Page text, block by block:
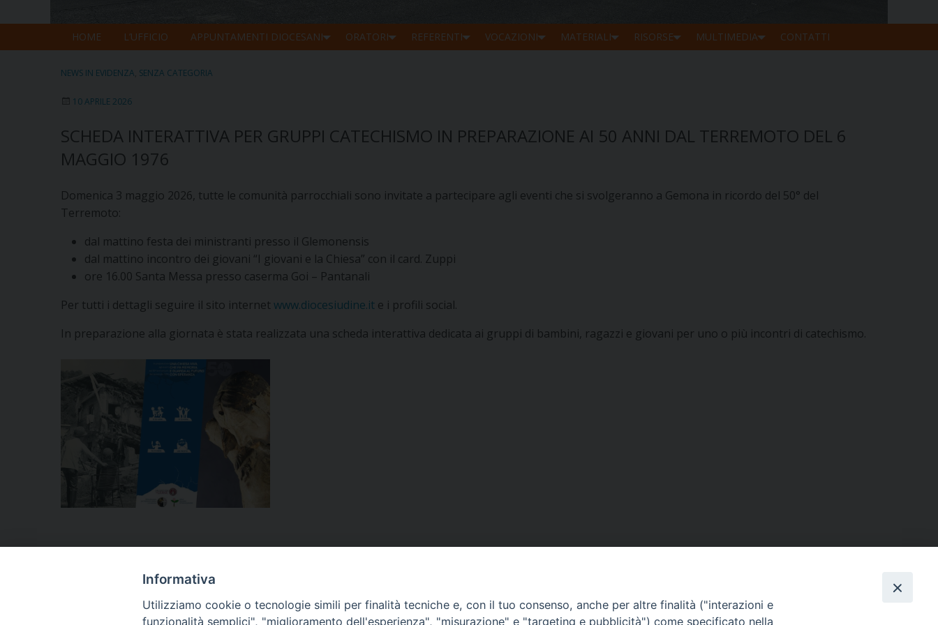
HOME L’UFFICIO APPUNTAMENTI DIOCESANI ORATORI REFERENTI VOCAZIONI MATERIALI RISORSE MULTIMEDIA CONTATTI
NEWS IN EVIDENZA SENZA CATEGORIA
10 APRILE 2026
SCHEDA INTERATTIVA PER GRUPPI CATECHISMO IN PREPARAZIONE AI 50 ANNI DAL TERREMOTO DEL 6
MAGGIO 1976
Domenica 3 maggio 2026, tutte le comunità parrocchiali sono invitate a partecipare agli eventi che si svolgeranno a Gemona in ricordo del 50° del
Terremoto:
dal mattino festa dei ministranti presso il Glemonensis
dal mattino incontro dei giovani “I giovani e la Chiesa” con il card. Zuppi
ore 16.00 Santa Messa presso caserma Goi – Pantanali
Per tutti i dettagli seguire il sito internet www.diocesiudine.it e i profili social.
In preparazione alla giornata è stata realizzata una scheda interattiva dedicata ai gruppi di bambini, ragazzi e giovani per uno o più incontri di catechismo.
Segui l'Ufficio di PG sui socialInformativa
Utilizziamo cookie o tecnologie simili per finalità tecniche e, con il tuo consenso, anche per altre finalità ("interazioni e
funzionalità semplici", "miglioramento dell'esperienza", "misurazione" e "targeting e pubblicità") come specificato nella